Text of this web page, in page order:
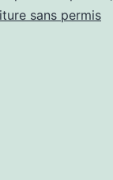
incollable
sans permis